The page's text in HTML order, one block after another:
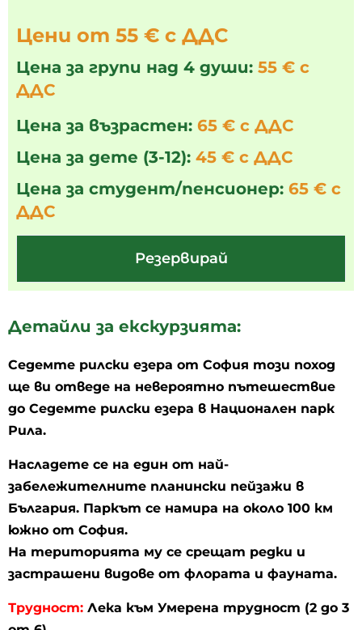
Цени от 55 € с ДДС
Цена за групи над 4 души: 55 € с
ДДС
Цена за възрастен: 65 € с ДДС
Цена за дете (3-12): 45 € с ДДС
Цена за студент/пенсионер: 65 € с
ДДС
Резервирай
Детайли за екскурзията:
Седемте рилски езера от София този поход
ще ви отведе на невероятно пътешествие
до Седемте рилски езера в Национален парк
Рила.
Насладете се на един от най-
забележителните планински пейзажи в
България. Паркът се намира на около 100 км
южно от София.
На територията му се срещат редки и
застрашени видове от флората и фауната.
Трудност: Лека към Умерена трудност (2 до 3